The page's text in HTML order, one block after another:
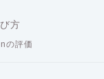
方
の評価